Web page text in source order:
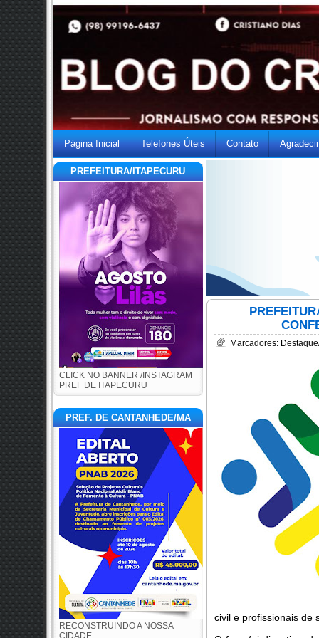
Página Inicial Telefones Úteis Contato
PREFEITURA/ITAPECURU
CLICK NO BANNER /INSTAGRAM
PREF DE ITAPECURU
PREF. DE CANTANHEDE/MA
RECONSTRUINDO A NOSSA
CIDADE
Marcadores:
civil e profissionais de